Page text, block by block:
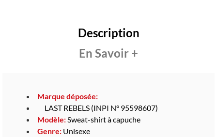
Description
En Savoir +
Marque déposée:
LAST REBELS (INPI N° 95598607)
Modèle: Sweat-shirt à capuche
Genre: Unisexe